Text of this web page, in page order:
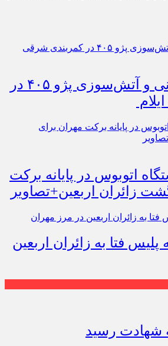
۳فوتی در واژگونی و آتش‌سوزی پژو ۴۰۵ در
۷۱۴ دستگاه اتوبوس در پایانه برکت
زائران اربعین+تصاویر
ساعته پلیس فتا به زائران اربعین
شهادت رسید